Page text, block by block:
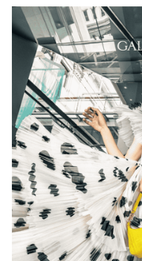
PAKALPOJUMI
KOMANDA
KONTAKTI
OGILVY PR